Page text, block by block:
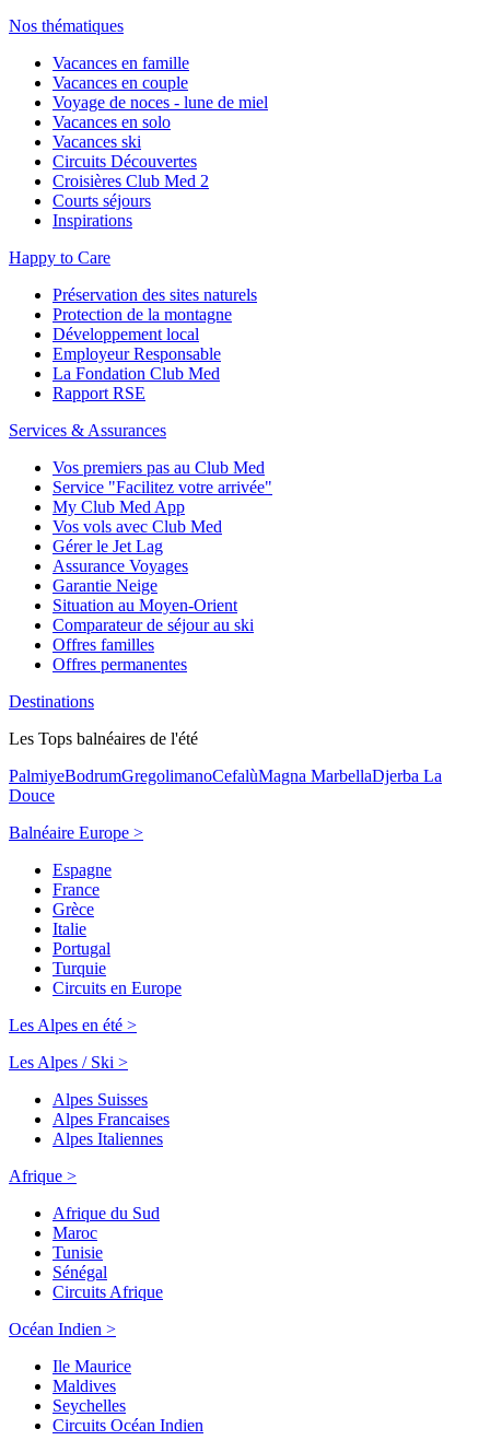
Nos thématiques
Vacances en famille
Vacances en couple
Voyage de noces - lune de miel
Vacances en solo
Vacances ski
Circuits Découvertes
Croisières Club Med 2
Courts séjours
Inspirations
Happy to Care
Préservation des sites naturels
Protection de la montagne
Développement local
Employeur Responsable
La Fondation Club Med
Rapport RSE
Services & Assurances
Vos premiers pas au Club Med
Service "Facilitez votre arrivée"
My Club Med App
Vos vols avec Club Med
Gérer le Jet Lag
Assurance Voyages
Garantie Neige
Situation au Moyen-Orient
Comparateur de séjour au ski
Offres familles
Offres permanentes
Destinations
Les Tops balnéaires de l'été
PalmiyeBodrumGregolimanoCefalùMagna MarbellaDjerba La
Douce
Balnéaire Europe >
Espagne
France
Grèce
Italie
Portugal
Turquie
Circuits en Europe
Les Alpes en été >
Les Alpes / Ski >
Alpes Suisses
Alpes Francaises
Alpes Italiennes
Afrique >
Afrique du Sud
Maroc
Tunisie
Sénégal
Circuits Afrique
Océan Indien >
Ile Maurice
Maldives
Seychelles
Circuits Océan Indien